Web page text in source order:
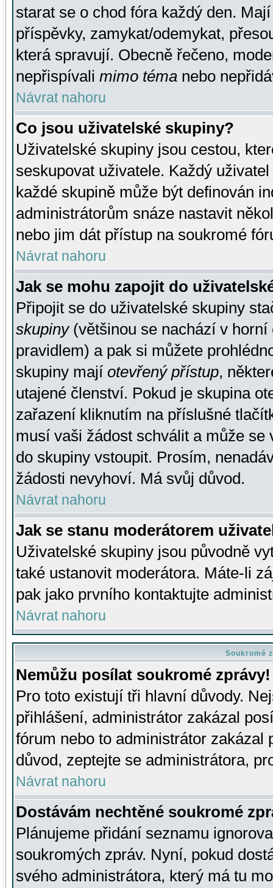
starat se o chod fóra každý den.
příspěvky, zamykat/odemykat,
která spravují. Obecně řečeno,
nepřispívali mimo téma nebo
Návrat nahoru
Co jsou uživatelské skupiny?
Uživatelské skupiny jsou cestou,
seskupovat uživatele. Každý
každé skupině může být definován
administrátorům snáze nastavit
nebo jim dát přístup na soukromé
Návrat nahoru
Jak se mohu zapojit do
Připojit se do uživatelské skupiny
skupiny(většinou se nachází v horní
pravidlem) a pak si můžete
skupiny mají otevřený přístup,
utajené členství. Pokud je skupina
zařazení kliknutím na příslušné
musí vaši žádost schválit a může se
do skupiny vstoupit. Prosím,
žádosti nevyhoví. Má svůj důvod.
Návrat nahoru
Jak se stanu moderátorem
Uživatelské skupiny jsou původně
také ustanovit moderátora. Máte-li
pak jako prvního kontaktujte
Návrat nahoru
Soukromé
Nemůžu posílat soukromé zprávy!
Pro toto existují tři hlavní důvody.
přihlášení, administrátor zakázal
fórum nebo to administrátor zakázal
důvod, zeptejte se administrátora,
Návrat nahoru
Dostávám nechtěné soukromé
Plánujeme přidání seznamu
soukromých zpráv. Nyní, pokud
svého administrátora, který má tu